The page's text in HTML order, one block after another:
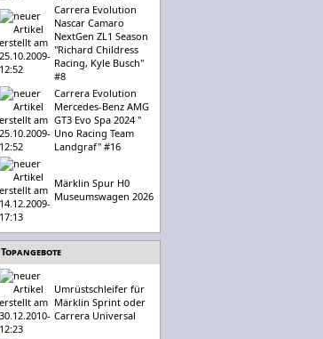
Carrera Evolution
Nascar Camaro
NextGen ZL1 Season
"Richard Childress
Racing, Kyle Busch"
#8
Carrera Evolution
Mercedes-Benz AMG
GT3 Evo Spa 2024 "
Uno Racing Team
Landgraf" #16
Märklin Spur H0
Museumswagen 2026
Topangebote
Umrüstschleifer für
Märklin Sprint oder
Carrera Universal